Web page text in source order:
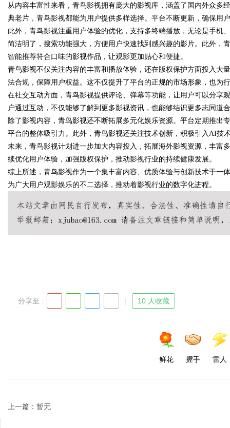
uz
!
Bo
从内容丰富性来看，青鸟影视拥有庞大的影视库，涵盖了国内外众多
典老片，青鸟影视都能为用户提供多样选择。平台不断更新，确保用
此外，青鸟影视注重用户体验的优化，支持多终端播放，无论是手机
简洁明了，搜索功能强大，方便用户快速找到感兴趣的影片。此外，
智能推荐符合口味的影视作品，让观影更加贴心和便捷。
青鸟影视不仅关注内容的丰富和播放体验，还在版权保护方面投入大
法合规，保障用户权益。这不仅提升了平台的正规的市场形象，也为
在社交互动方面，青鸟影视提供评论、弹幕等功能，让用户可以分享
户通过互动，不仅能够了解到更多影视资讯，也能够结识更多志同道
除了影视内容，青鸟影视还不断拓展多元化娱乐资源。平台定期推出
平台的整体吸引力。此外，青鸟影视还关注技术创新，积极引入AI技
未来，青鸟影视计划进一步加大内容投入，拓展海外影视资源，丰富
续优化用户体验，加强版权保护，推动影视行业的持续健康发展。
综上所述，青鸟影视作为一个集丰富内容、优质体验与创新技术于一
为广大用户观影娱乐的不二选择，推动着影视行业的数字化进程。
分享至 : 10 人收藏
鲜花 握手 雷人
上一篇：暂无